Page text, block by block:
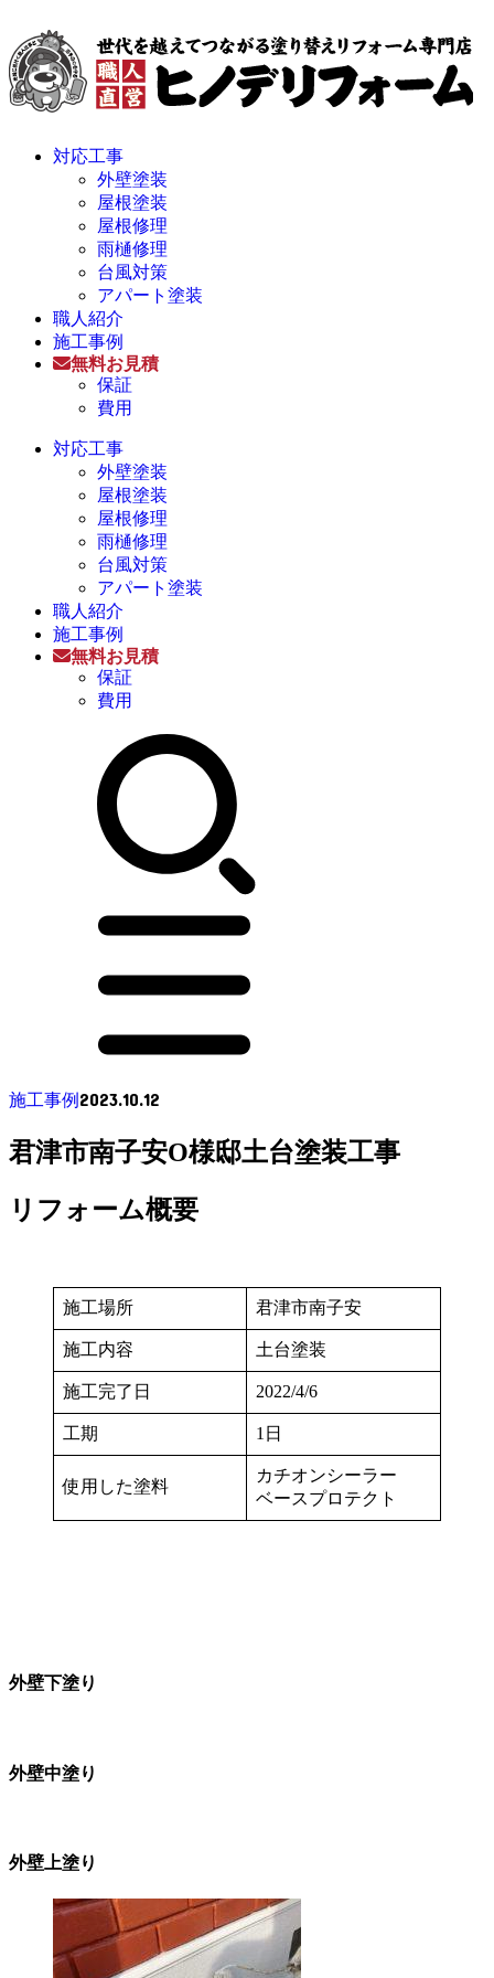
対応工事
外壁塗装
屋根塗装
屋根修理
雨樋修理
台風対策
アパート塗装
職人紹介
施工事例
無料お見積
保証
費用
対応工事
外壁塗装
屋根塗装
屋根修理
雨樋修理
台風対策
アパート塗装
職人紹介
施工事例
無料お見積
保証
費用
施工事例 2023.10.12
君津市南子安O様邸土台塗装工事
リフォーム概要
施工場所 君津市南子安
施工内容 土台塗装
施工完了日 2022/4/6
工期 1日
使用した塗料
カチオンシーラー
ベースプロテクト
外壁下塗り
外壁中塗り
外壁上塗り